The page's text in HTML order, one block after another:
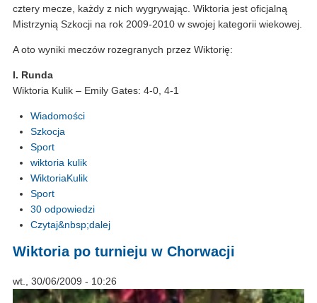
cztery mecze, każdy z nich wygrywając. Wiktoria jest oficjalną
Mistrzynią Szkocji na rok 2009-2010 w swojej kategorii wiekowej.
A oto wyniki meczów rozegranych przez Wiktorię:
I. Runda
Wiktoria Kulik – Emily Gates: 4-0, 4-1
Wiadomości
Szkocja
Sport
wiktoria kulik
WiktoriaKulik
Sport
30 odpowiedzi
Czytaj&nbsp;dalej
Wiktoria po turnieju w Chorwacji
wt., 30/06/2009 - 10:26